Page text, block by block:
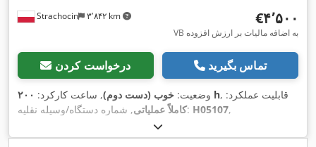
Strachocin ۳٬۸۴۲ km ‎€۴٬۵۰۰
VB به اضافه مالیات بر ارزش افزوده
درخواست کردن تماس بگیرید
وضعیت: خوب (دست دوم), ساعت کارکرد: ۲۰۰ h , قابلیت عملکرد:
کاملاً عملیاتی, شماره دستگاه/وسیله نقلیه: H05107,